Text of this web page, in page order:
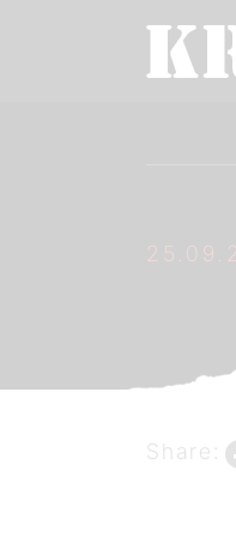
Share: